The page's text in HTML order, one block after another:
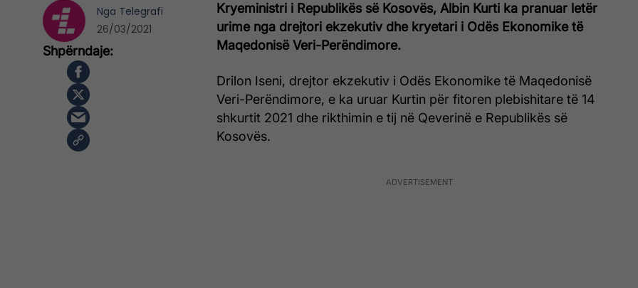
Kryeministri i Republikës së Kosovës, Albin Kurti ka pranuar letër
urime nga drejtori ekzekutiv dhe kryetari i Odës Ekonomike të
Maqedonisë Veri-Perëndimore.
Drilon Iseni, drejtor ekzekutiv i Odës Ekonomike të Maqedonisë
Veri-Perëndimore, e ka uruar Kurtin për fitoren plebishitare të 14
shkurtit 2021 dhe rikthimin e tij në Qeverinë e Republikës së
Kosovës.
Nga Telegrafi
26/03/2021